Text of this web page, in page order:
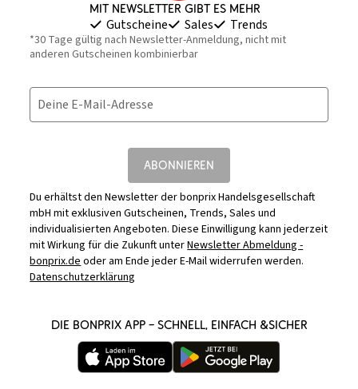
Mit Newsletter gibt es mehr
Gutscheine Sales Trends
*30 Tage gültig nach Newsletter-Anmeldung, nicht mit
anderen Gutscheinen kombinierbar
Deine E-Mail-Adresse
ABONNIEREN
Du erhältst den Newsletter der bonprix Handelsgesellschaft
mbH mit exklusiven Gutscheinen, Trends, Sales und
individualisierten Angeboten. Diese Einwilligung kann jederzeit
mit Wirkung für die Zukunft unterNewsletter Abmeldung -
bonprix.deoder am Ende jeder E-Mail widerrufen werden.
Datenschutzerklärung
DIE BONPRIX APP – SCHNELL, EINFACH &SICHER